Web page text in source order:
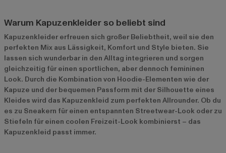
Warum Kapuzenkleider so beliebt sind
Kapuzenkleider erfreuen sich großer Beliebtheit, weil sie den
perfekten Mix aus Lässigkeit, Komfort und Style bieten. Sie
lassen sich wunderbar in den Alltag integrieren und sorgen
gleichzeitig für einen sportlichen, aber dennoch femininen
Look. Durch die Kombination von Hoodie-Elementen wie der
Kapuze und der bequemen Passform mit der Silhouette eines
Kleides wird das Kapuzenkleid zum perfekten Allrounder. Ob du
es zu Sneakern für einen entspannten Streetwear-Look oder zu
Stiefeln für einen coolen Freizeit-Look kombinierst – das
Kapuzenkleid passt immer.